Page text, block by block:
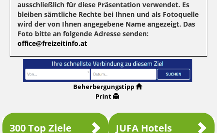
ausschließlich für diese Präsentation verwendet. Es
bleiben sämtliche Rechte bei Ihnen und als Fotoquelle
wird der von Ihnen angegebene Name angezeigt. Das
Foto bitte an folgende Adresse senden:
office@freizeitinfo.at
Beherbergungstipp
Print
300 Top Ziele JUFA Hotels